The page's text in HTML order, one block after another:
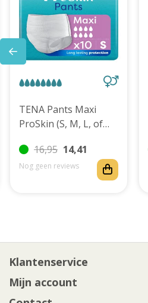
TENA Pants Maxi
ProSkin (S, M, L, of
16,95 14,41
Nog geen reviews
Klantenservice
Mijn account